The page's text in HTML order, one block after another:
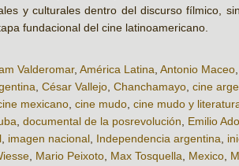
y culturales dentro del discurso fílmico,
fundacional del cine latinoamericano.
Valderomar, América Latina Antonio Maceo
César Vallejo Chanchamayo cine
mexicano cine mudo cine mudo y
documental de la posrevolución
Emilio
imagen nacional Independencia argentina
Mario Peixoto Max Tosquella Mexico